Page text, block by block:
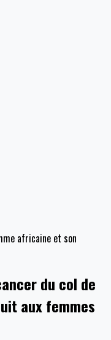
africaine et son
du col de
aux femmes